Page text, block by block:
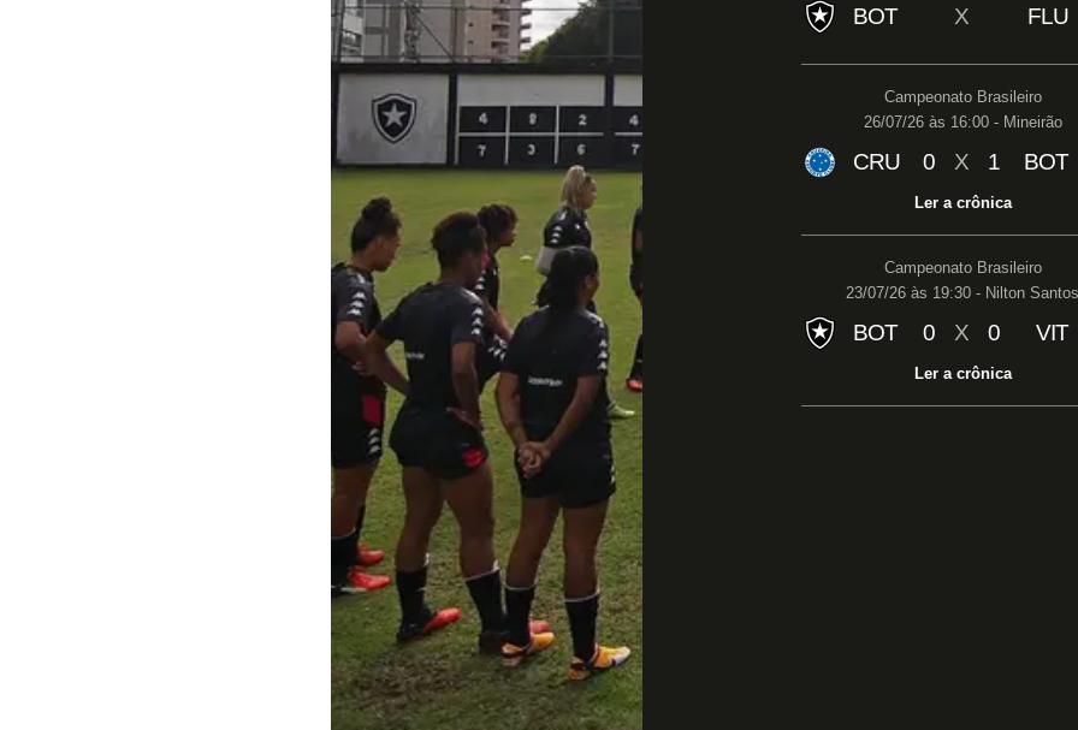
BOT X FLU
Campeonato Brasileiro
26/07/26 às 16:00 - Mineirão
CRU 0 X 1 BOT
Ler a crônica
Campeonato Brasileiro
23/07/26 às 19:30 - Nilton Santos
BOT 0 X 0 VIT
Ler a crônica